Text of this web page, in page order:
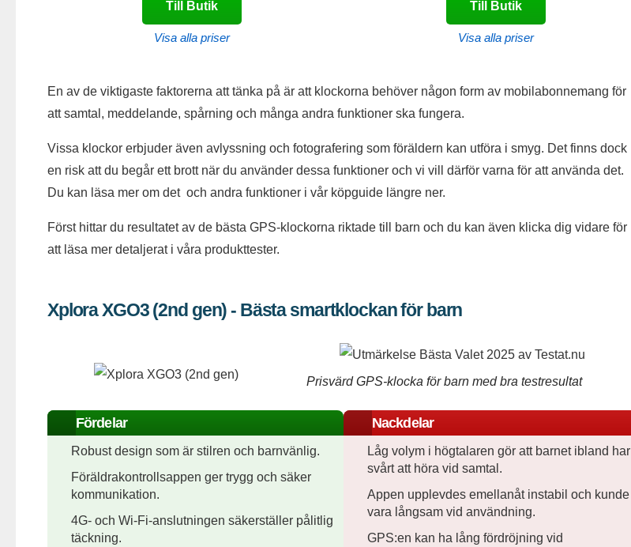
Till Butik
Visa alla priser
Till Butik
Visa alla priser
En av de viktigaste faktorerna att tänka på är att klockorna behöver någon form av mobilabonnemang för
att samtal, meddelande, spårning och många andra funktioner ska fungera.
Vissa klockor erbjuder även avlyssning och fotografering som föräldern kan utföra i smyg. Det finns dock
en risk att du begår ett brott när du använder dessa funktioner och vi vill därför varna för att använda det.
Du kan läsa mer om det och andra funktioner i vår köpguide längre ner.
Först hittar du resultatet av de bästa GPS-klockorna riktade till barn och du kan även klicka dig vidare för
att läsa mer detaljerat i våra produkttester.
Xplora XGO3 (2nd gen) - Bästa smartklockan för barn
Prisvärd GPS-klocka för barn med bra testresultat
Fördelar
Robust design som är stilren och barnvänlig.
Föräldrakontrollsappen ger trygg och säker
kommunikation.
4G- och Wi-Fi-anslutningen säkerställer pålitlig
täckning.
Nackdelar
Låg volym i högtalaren gör att barnet ibland har
svårt att höra vid samtal.
Appen upplevdes emellanåt instabil och kunde
vara långsam vid användning.
GPS:en kan ha lång fördröjning vid